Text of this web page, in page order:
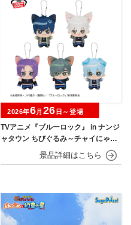
TVアニメ『ブルーロック』 in ナンジ
ャタウン ちびぐるみ～チャイにゃFe
2026年6月 26 日～登場